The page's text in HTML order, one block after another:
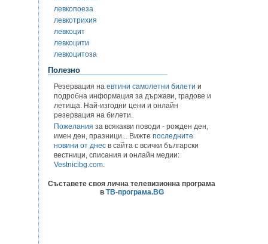
левкопоеза
левкотрихия
левкоцит
левкоцити
левкоцитоза
Полезно
Резервация на евтини самолетни билети и
подробна информация за държави, градове и
летища. Най-изгодни цени и онлайн
резервация на билети.
Пожелания за всякакви поводи - рожден ден,
имен ден, празници... Вижте последните
новини от днес в сайта с всички български
вестници, списания и онлайн медии:
Vestnicibg.com.
Съставете своя лична телевизионна програма
в ТВ-програма.BG